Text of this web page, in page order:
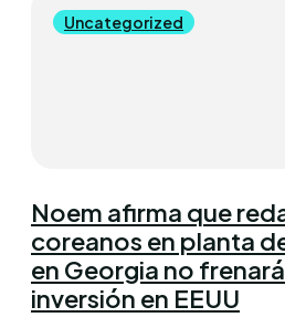
Uncategorized
Noem afirma que
coreanos en planta
en Georgia no frenará
inversión en EEUU